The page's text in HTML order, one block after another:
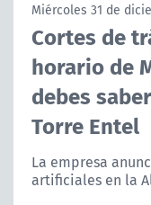
ACTUALIDAD Y
CORPORATIVO Y
ÁREA DE
Miércoles 31 de
Cortes de
horario de
debes
Torre Entel
La empresa
artificiales en la